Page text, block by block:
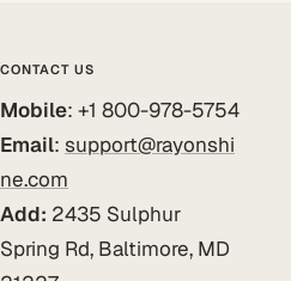
CONTACT US
Mobile: +1 800-978-5754
Email: support@rayonshi
ne.com
Add: 2435 Sulphur
Spring Rd, Baltimore, MD